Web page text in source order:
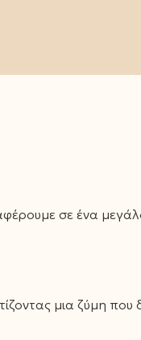
σε ένα
μια ζύμη που